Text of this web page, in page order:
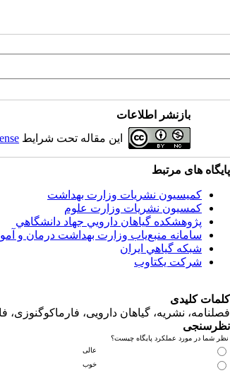
بازنشر اطلاعات
این مقاله تحت شرایط
پایگاه های مرتبط
کمیسیون نشریات وزارت بهداشت
کمسیون نشریات وزارت علوم
پژوهشكده گياهان دارويي جهاد دانشگاهي
سامانه منبع‌ياب وزارت بهداشت درمان و
شبكه گياهي ايران
شرکت یکتاوب
کلمات کلیدی
فصلنامه، نشریه، گیاهان دارویی،
نظرسنجی
نظر شما در مورد عملکرد پایگاه چیست؟
عالی
خوب